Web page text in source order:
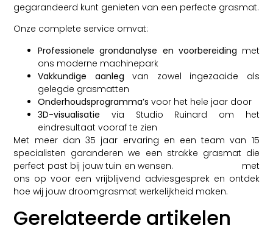
gegarandeerd kunt genieten van een perfecte grasmat.
Onze complete service omvat:
Professionele grondanalyse en voorbereiding met
ons moderne machinepark
Vakkundige aanleg van zowel ingezaaide als
gelegde grasmatten
Onderhoudsprogramma’s voor het hele jaar door
3D-visualisatie via Studio Ruinard om het
eindresultaat vooraf te zien
Met meer dan 35 jaar ervaring en een team van 15
specialisten garanderen we een strakke grasmat die
perfect past bij jouw tuin en wensen.
met
ons op voor een vrijblijvend adviesgesprek en ontdek
hoe wij jouw droomgrasmat werkelijkheid maken.
Gerelateerde artikelen